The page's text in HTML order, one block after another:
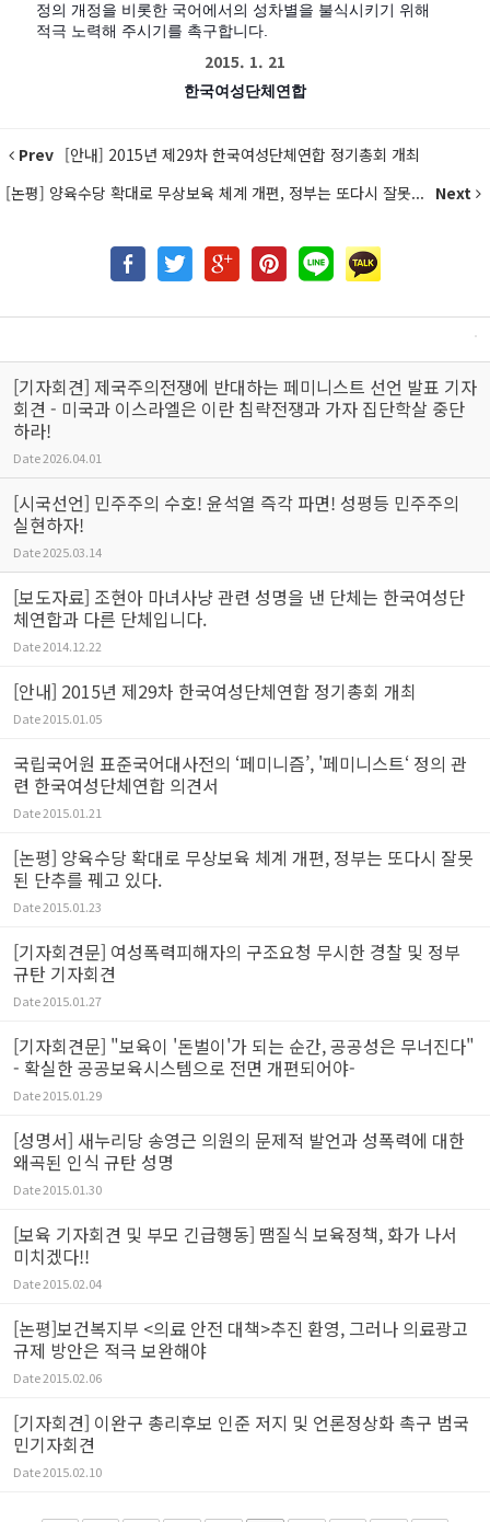
정의 개정을 비롯한 국어에서의 성차별을 불식시키기 위해
적극 노력해 주시기를 촉구합니다.
2015. 1. 21
한국여성단체연합
Prev [안내] 2015년 제29차 한국여성단체연합 정기총회 개최
[논평] 양육수당 확대로 무상보육 체계 개편, 정부는 또다시 잘못... Next
[기자회견] 제국주의전쟁에 반대하는 페미니스트 선언 발표 기자
회견 - 미국과 이스라엘은 이란 침략전쟁과 가자 집단학살 중단
하라!
Date2026.04.01
[시국선언] 민주주의 수호! 윤석열 즉각 파면! 성평등 민주주의
실현하자!
Date2025.03.14
[보도자료] 조현아 마녀사냥 관련 성명을 낸 단체는 한국여성단
체연합과 다른 단체입니다.
Date2014.12.22
[안내] 2015년 제29차 한국여성단체연합 정기총회 개최
Date2015.01.05
국립국어원 표준국어대사전의 ‘페미니즘’, '페미니스트‘ 정의 관
련 한국여성단체연합 의견서
Date2015.01.21
[논평] 양육수당 확대로 무상보육 체계 개편, 정부는 또다시 잘못
된 단추를 꿰고 있다.
Date2015.01.23
[기자회견문] 여성폭력피해자의 구조요청 무시한 경찰 및 정부
규탄 기자회견
Date2015.01.27
[기자회견문] "보육이 '돈벌이'가 되는 순간, 공공성은 무너진다"
- 확실한 공공보육시스템으로 전면 개편되어야-
Date2015.01.29
[성명서] 새누리당 송영근 의원의 문제적 발언과 성폭력에 대한
왜곡된 인식 규탄 성명
Date2015.01.30
[보육 기자회견 및 부모 긴급행동] 땜질식 보육정책, 화가 나서
미치겠다!!
Date2015.02.04
[논평]보건복지부 <의료 안전 대책>추진 환영, 그러나 의료광고
규제 방안은 적극 보완해야
Date2015.02.06
[기자회견] 이완구 총리후보 인준 저지 및 언론정상화 촉구 범국
민기자회견
Date2015.02.10